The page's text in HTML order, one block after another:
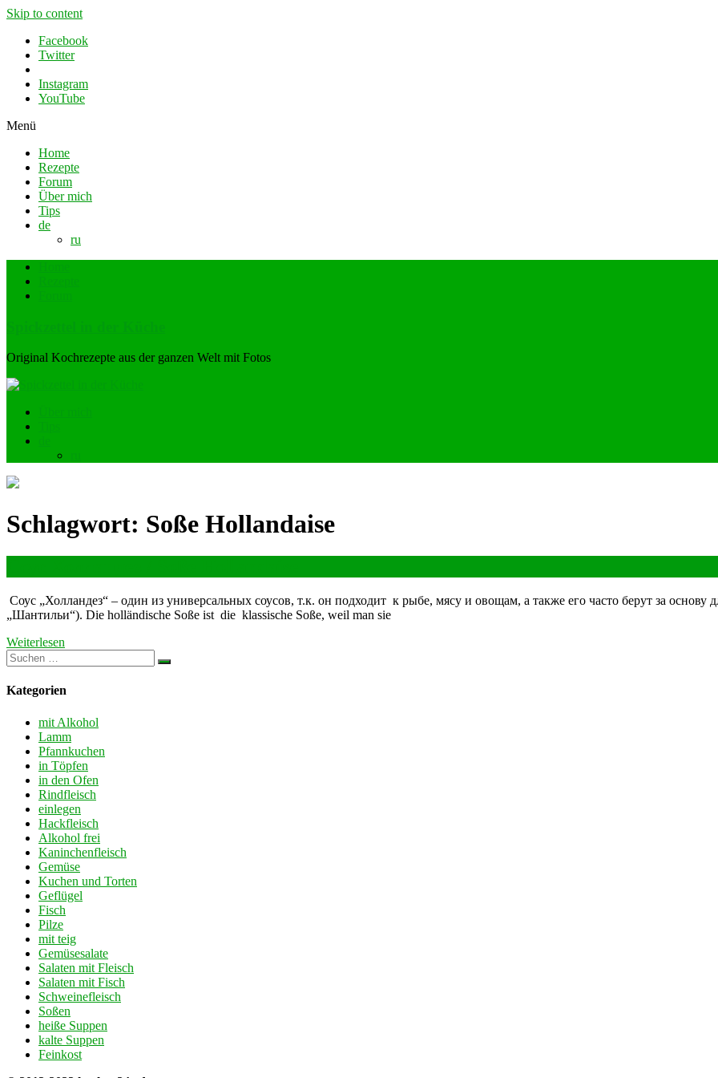
Skip to content
Facebook
Twitter
Instagram
YouTube
Menü
Home
Rezepte
Forum
Über mich
Tips
de
ru
Original Kochrezepte aus der ganzen Welt mit Fotos
Schlagwort: Soße Hollandaise
Соус „Холландез“ – один из универсальных соусов, т.к. он подходит к рыбе, мясу и овощам, а также его часто берут за основу
„Шантильи“). Die holländische Soße ist die klassische Soße, weil man sie
Weiterlesen
Kategorien
mit Alkohol
Lamm
Pfannkuchen
in Töpfen
in den Ofen
Rindfleisch
einlegen
Hackfleisch
Alkohol frei
Kaninchenfleisch
Gemüse
Kuchen und Torten
Geflügel
Fisch
Pilze
mit teig
Gemüsesalate
Salaten mit Fleisch
Salaten mit Fisch
Schweinefleisch
Soßen
heiße Suppen
kalte Suppen
Feinkost